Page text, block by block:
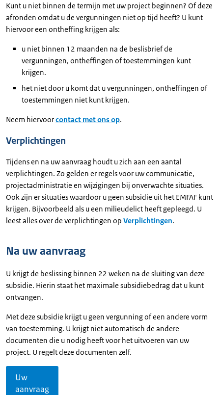
Kunt u niet binnen de termijn met uw project beginnen? Of deze
afronden omdat u de vergunningen niet op tijd heeft? U kunt
hiervoor een ontheffing krijgen als:
u niet binnen 12 maanden na de beslisbrief de
vergunningen, ontheffingen of toestemmingen kunt
krijgen.
het niet door u komt dat u vergunningen, ontheffingen of
toestemmingen niet kunt krijgen.
Neem hiervoorcontact met ons op.
Verplichtingen
Tijdens en na uw aanvraag houdt u zich aan een aantal
verplichtingen. Zo gelden er regels voor uw communicatie,
projectadministratie en wijzigingen bij onverwachte situaties.
Ook zijn er situaties waardoor u geen subsidie uit het EMFAF kunt
krijgen. Bijvoorbeeld als u een milieudelict heeft gepleegd. U
leest alles over de verplichtingen op Verplichtingen.
Na uw aanvraag
U krijgt de beslissing binnen 22 weken na de sluiting van deze
subsidie. Hierin staat het maximale subsidiebedrag dat u kunt
ontvangen.
Met deze subsidie krijgt u geen vergunning of een andere vorm
van toestemming. U krijgt niet automatisch de andere
documenten die u nodig heeft voor het uitvoeren van uw
project. U regelt deze documenten zelf.
Uw
aanvraag